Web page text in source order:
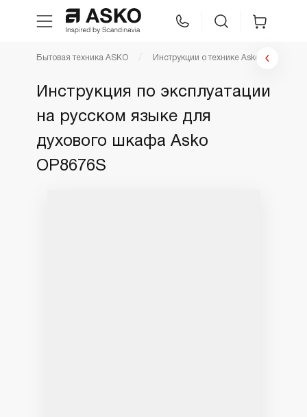
Техника для кухни
Уход за бельем
Бытовая техника ASKO Инструкции о технике Asko
Инструкция по эксплуатации
на русском языке для
духового шкафа Asko
OP8676S